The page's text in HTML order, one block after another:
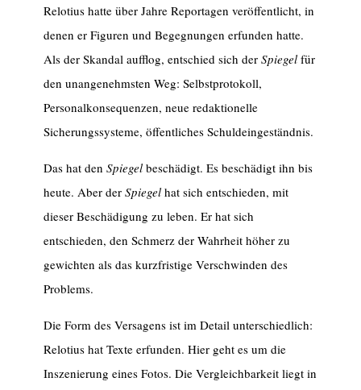
Relotius hatte über Jahre Reportagen veröffentlicht, in
denen er Figuren und Begegnungen erfunden hatte.
Als der Skandal aufflog, entschied sich der Spiegelfür
den unangenehmsten Weg: Selbstprotokoll,
Personalkonsequenzen, neue redaktionelle
Sicherungssysteme, öffentliches Schuldeingeständnis.
Das hat den Spiegelbeschädigt. Es beschädigt ihn bis
heute. Aber der Spiegelhat sich entschieden, mit
dieser Beschädigung zu leben. Er hat sich
entschieden, den Schmerz der Wahrheit höher zu
gewichten als das kurzfristige Verschwinden des
Problems.
Die Form des Versagens ist im Detail unterschiedlich:
Relotius hat Texte erfunden. Hier geht es um die
Inszenierung eines Fotos. Die Vergleichbarkeit liegt in